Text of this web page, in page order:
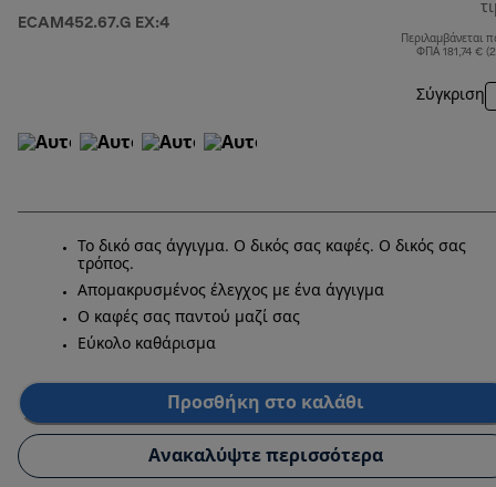
ECAM452.67.G EX:4
Περιλαμβάνεται
ΦΠΑ 181,74 €
Σύγκριση
Το δικό σας άγγιγμα. Ο δικός σας καφές. Ο δικός σας
τρόπος.
Απομακρυσμένος έλεγχος με ένα άγγιγμα
Ο καφές σας παντού μαζί σας
Εύκολο καθάρισμα
Προσθήκη στο καλάθι
Ανακαλύψτε περισσότερα